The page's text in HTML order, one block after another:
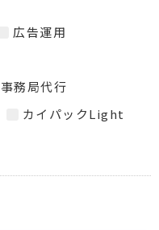
広告運用
事務局代行
カイパックLight